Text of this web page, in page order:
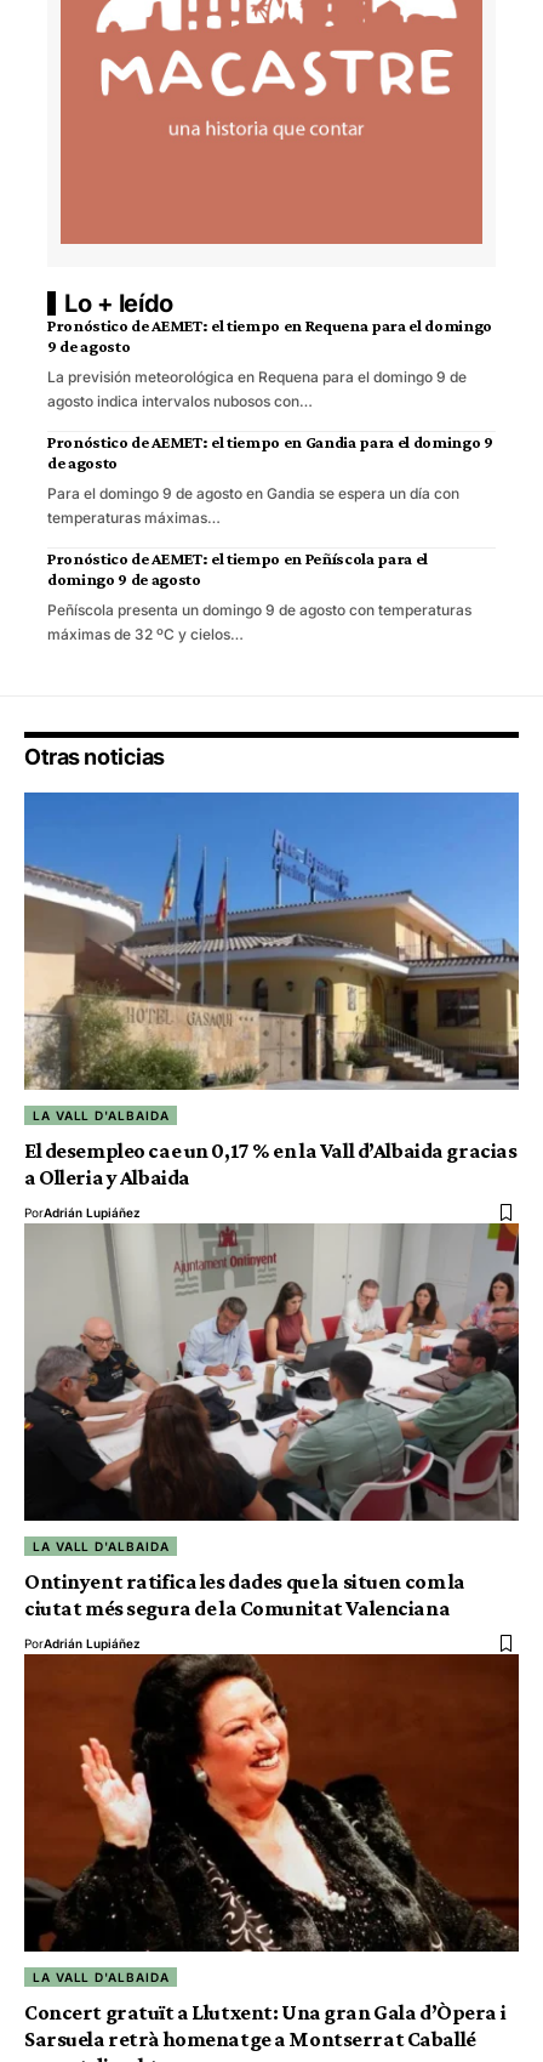
Lo + leído
Pronóstico de AEMET: el tiempo en Requena para el domingo
9 de agosto
La previsión meteorológica en Requena para el domingo 9 de
agosto indica intervalos nubosos con…
Pronóstico de AEMET: el tiempo en Gandia para el domingo 9
de agosto
Para el domingo 9 de agosto en Gandia se espera un día con
temperaturas máximas…
Pronóstico de AEMET: el tiempo en Peñíscola para el
domingo 9 de agosto
Peñíscola presenta un domingo 9 de agosto con temperaturas
máximas de 32 ºC y cielos…
Otras noticias
LA VALL D'ALBAIDA
El desempleo cae un 0,17 % en la Vall d’Albaida gracias
a Olleria y Albaida
PorAdrián Lupiáñez
LA VALL D'ALBAIDA
Ontinyent ratifica les dades que la situen com la
ciutat més segura de la Comunitat Valenciana
PorAdrián Lupiáñez
LA VALL D'ALBAIDA
Concert gratuït a Llutxent: Una gran Gala d’Òpera i
Sarsuela retrà homenatge a Montserrat Caballé